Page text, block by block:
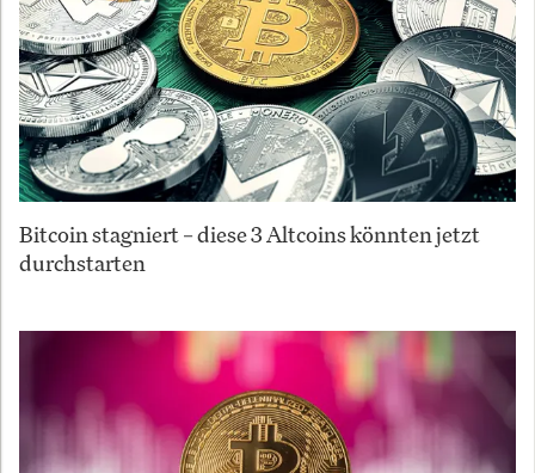
Bitcoin stagniert – diese 3 Altcoins könnten jetzt
durchstarten